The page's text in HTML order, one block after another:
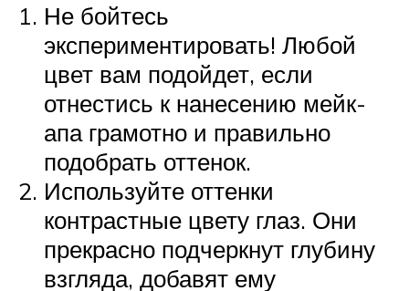
Не бойтесь
экспериментировать! Любой
цвет вам подойдет, если
отнестись к нанесению мейк-
апа грамотно и правильно
подобрать оттенок.
Используйте оттенки
контрастные цвету глаз. Они
прекрасно подчеркнут глубину
взгляда, добавят ему